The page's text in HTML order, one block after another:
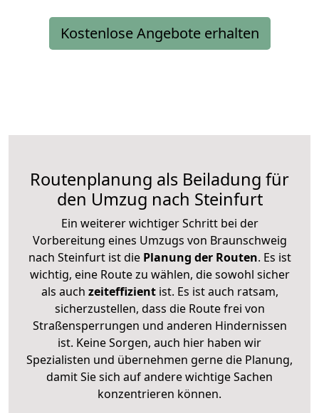
Kostenlose Angebote erhalten
Routenplanung als Beiladung für
den Umzug nach Steinfurt
Ein weiterer wichtiger Schritt bei der
Vorbereitung eines Umzugs von Braunschweig
nach Steinfurt ist diePlanung der Routen. Es ist
wichtig, eine Route zu wählen, die sowohl sicher
als auch zeiteffizientist. Es ist auch ratsam,
sicherzustellen, dass die Route frei von
Straßensperrungen und anderen Hindernissen
ist. Keine Sorgen, auch hier haben wir
Spezialisten und übernehmen gerne die Planung,
damit Sie sich auf andere wichtige Sachen
konzentrieren können.